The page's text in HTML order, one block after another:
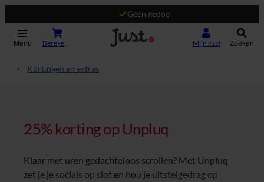
Geen gedoe
Menu Mijn Just Zoeken
Kortingen en extras
25% korting op Unpluq
Klaar met uren gedachteloos scrollen? Met Unpluq
zet je je socials op slot en hou je uitstelgedrag op